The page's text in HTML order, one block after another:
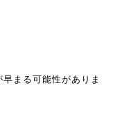
まる可能性がありま